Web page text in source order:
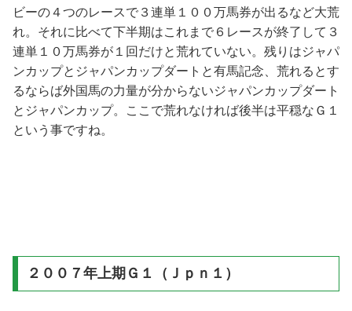
ビーの４つのレースで３連単１００万馬券が出るなど大荒
れ。それに比べて下半期はこれまで６レースが終了して３
連単１０万馬券が１回だけと荒れていない。残りはジャパ
ンカップとジャパンカップダートと有馬記念、荒れるとす
るならば外国馬の力量が分からないジャパンカップダート
とジャパンカップ。ここで荒れなければ後半は平穏なＧ１
という事ですね。
２００７年上期Ｇ１（Ｊｐｎ１）